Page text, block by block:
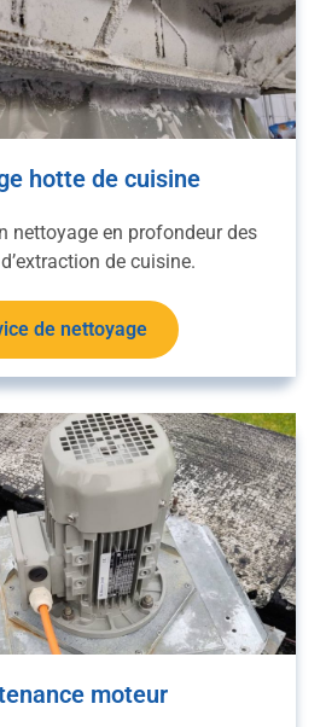
hotte de cuisine
nettoyage en profondeur des
de cuisine.
de nettoyage
moteur